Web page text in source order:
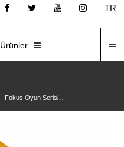
TR
Ürünler
Fokus Oyun Serisi